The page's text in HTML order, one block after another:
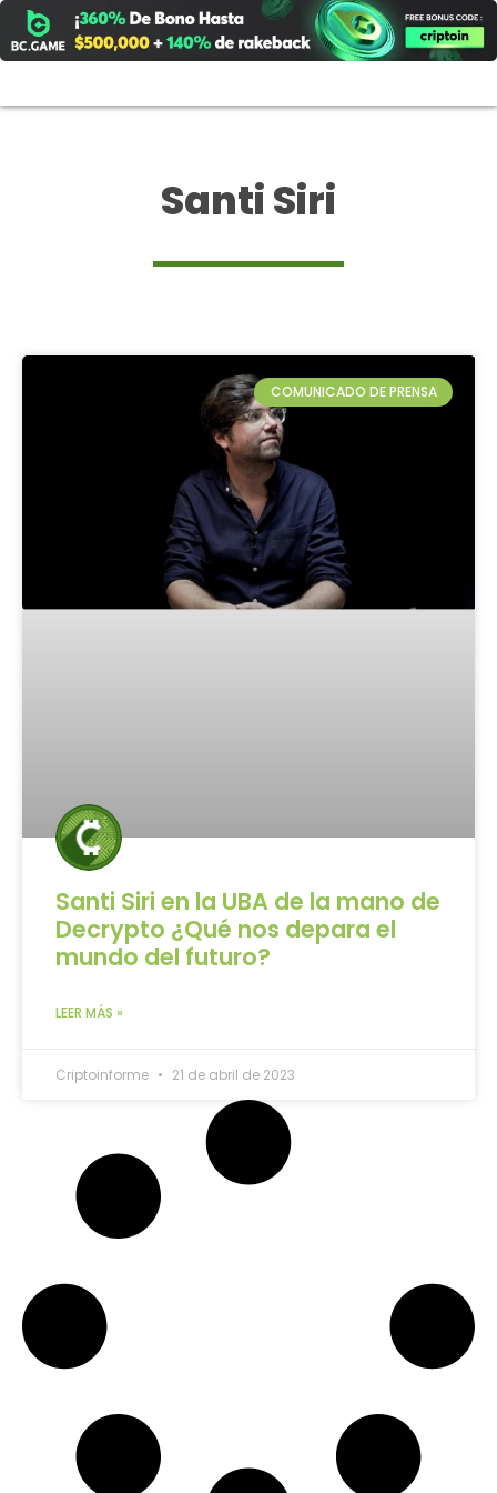
al
contenido
Santi Siri
COMUNICADO DE PRENSA
Santi Siri en la UBA de la mano de
Decrypto ¿Qué nos depara el
mundo del futuro?
LEER MÁS »
Criptoinforme 21 de abril de 2023